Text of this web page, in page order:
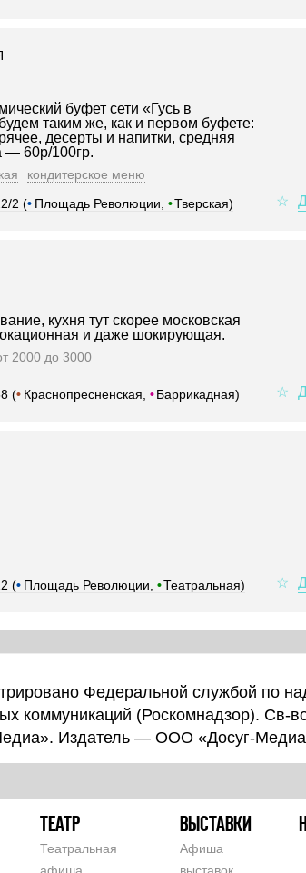
буфет сети «Гусь в
таким же, как и первом буфете:
десерты и напитки, средняя
— 60р/100гр.
кондитерское меню
2 (• Площадь Революции, •Тверская)
кухня тут скорее московская
и даже шокирующая.
2000 до 3000
(• Краснопресненская, • Баррикадная)
(• Площадь Революции, •Театральная)
Федеральной службой по
коммуникаций (Роскомнадзор).
Издатель — ООО «Досуг-
ТЕАТР
Театральная
ВЫСТАВКИ
Афиша